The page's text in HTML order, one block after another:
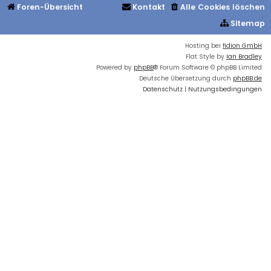
Foren-Übersicht Alle Cookies löschen
Kontakt
Sitemap
Hosting bei fidion GmbH
Flat Style by Ian Bradley
Powered by phpBB® Forum Software © phpBB Limited
Deutsche Übersetzung durch phpBB.de
Datenschutz | Nutzungsbedingungen